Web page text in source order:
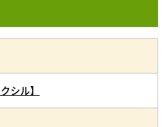
シル】